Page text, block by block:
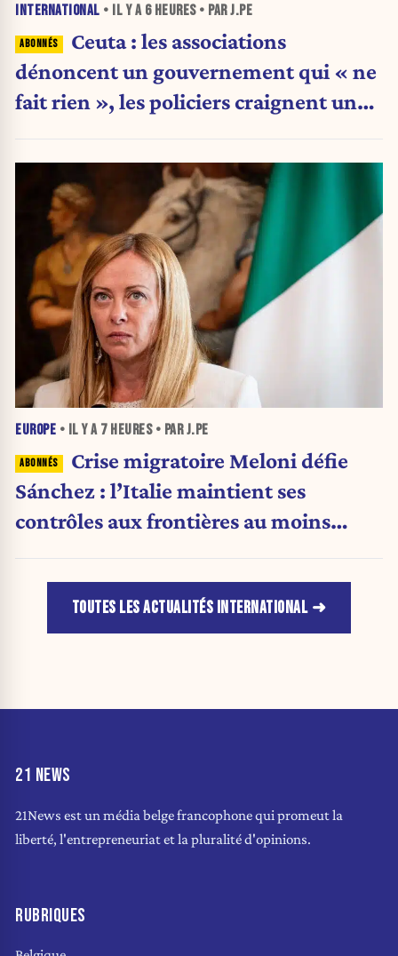
INTERNATIONAL • IL Y A 6 HEURES• PAR J.PE
Ceuta : les associations
dénoncent un gouvernement qui « ne
fait rien », les policiers craignent une
EUROPE • IL Y A 7 HEURES• PAR J.PE
Crise migratoire Meloni défie
Sánchez : l’Italie maintient ses
contrôles aux frontières au moins
TOUTES LES ACTUALITÉS INTERNATIONAL
21 NEWS
21News est un média belge francophone qui promeut la
liberté, l'entrepreneuriat et la pluralité d'opinions.
RUBRIQUES